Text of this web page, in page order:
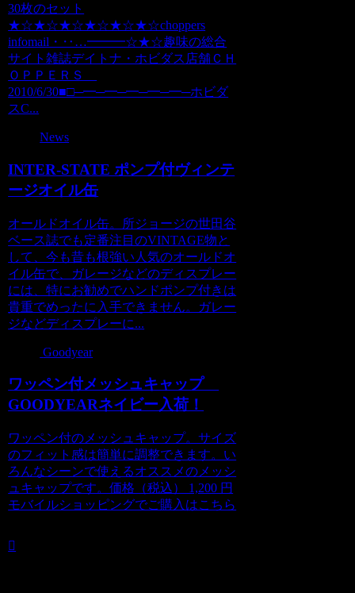
30枚のセット
★☆★☆★☆★☆★☆★☆choppers
infomail・‥…━━━☆★☆趣味の総合
サイト雑誌デイトナ・ホビダス店舗ＣＨ
ＯＰＰＥＲＳ
2010/6/30■□─━─━─━─━─━─ホビダ
スC...
News
INTER-STATE ポンプ付ヴィンテ
ージオイル缶
オールドオイル缶。所ジョージの世田谷
ベース誌でも定番注目のVINTAGE物と
して、今も昔も根強い人気のオールドオ
イル缶で、ガレージなどのディスプレー
には、特にお勧めでハンドポンプ付きは
貴重でめったに入手できません。ガレー
ジなどディスプレーに...
Goodyear
ワッペン付メッシュキャップ
GOODYEARネイビー入荷！
ワッペン付のメッシュキャップ。サイズ
のフィット感は簡単に調整できます。い
ろんなシーンで使えるオススメのメッシ
ュキャップです。価格（税込） 1,200 円
モバイルショッピングでご購入はこちら